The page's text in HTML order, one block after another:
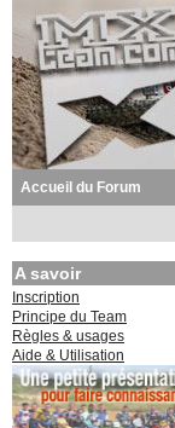
Accueil du Forum
A savoir
Inscription
Principe du Team
Règles & usages
Aide & Utilisation